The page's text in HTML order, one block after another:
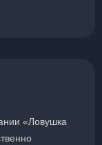
«Ловушка